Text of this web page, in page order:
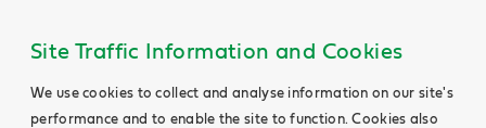
Site Traffic Information and Cookies
We use cookies to collect and analyse information on our site's
performance and to enable the site to function. Cookies also